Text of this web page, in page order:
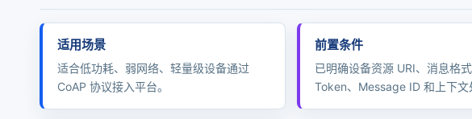
Coap Roadmap
Coap南向接口
Coap北向接口 （TransportService 开放给业务层的接口类）
Coap TransportContext 上下文
Coap TransportHandler 处理函数
适用场景
适合低功耗、弱网络、轻量级设备通过
CoAP 协议接入平台。
前置条件
已明确设备资源 URI、消息格
Token、Message ID 和上下文